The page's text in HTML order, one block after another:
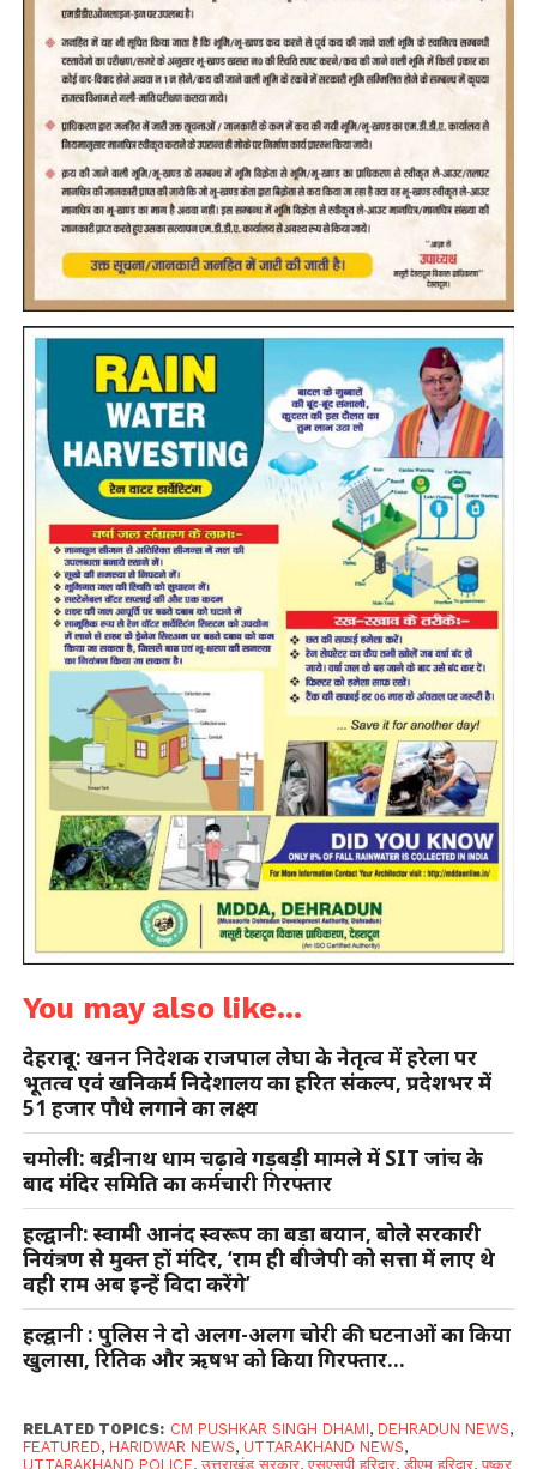
You may also like...
देहरादून: खनन निदेशक राजपाल लेघा के नेतृत्व में हरेला पर
भूतत्व एवं खनिकर्म निदेशालय का हरित संकल्प, प्रदेशभर में
51 हजार पौधे लगाने का लक्ष्य
चमोली: बद्रीनाथ धाम चढ़ावे गड़बड़ी मामले में SIT जांच के
बाद मंदिर समिति का कर्मचारी गिरफ्तार
हल्द्वानी: स्वामी आनंद स्वरूप का बड़ा बयान, बोले सरकारी
नियंत्रण से मुक्त हों मंदिर, ‘राम ही बीजेपी को सत्ता में लाए थे
वही राम अब इन्हें विदा करेंगे’
हल्द्वानी : पुलिस ने दो अलग-अलग चोरी की घटनाओं का किया
खुलासा, रितिक और ऋषभ को किया गिरफ्तार…
RELATED TOPICS: CM PUSHKAR SINGH DHAMI, DEHRADUN NEWS,
FEATURED, HARIDWAR NEWS, UTTARAKHAND NEWS,
UTTARAKHAND POLICE,उत्तराखंड सरकार,एसएसपी हरिद्वार,डीएम हरिद्वार,पुष्कर